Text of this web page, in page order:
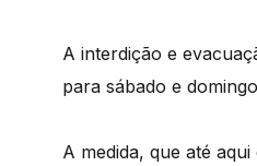
A interdição e
para sábado e
A medida, que até